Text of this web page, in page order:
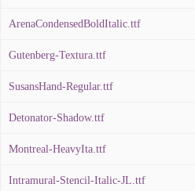
ArenaCondensedBoldItalic.ttf
Gutenberg-Textura.ttf
SusansHand-Regular.ttf
Detonator-Shadow.ttf
Montreal-HeavyIta.ttf
Intramural-Stencil-Italic-JL.ttf